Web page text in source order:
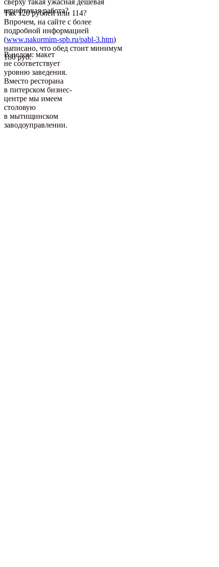
сверху такая ужасная дешевая
шрифтовая работа?
Так 120 рублей или 114?
Впрочем, на сайте с более
подробной информацией
(www.nakormim-spb.ru/pabl-3.htm)
написано, что обед стоит минимум
180 руб.
В целом: макет
не соответствует
уровню заведения.
Вместо ресторана
в питерском бизнес-
центре мы имеем
столовую
в мытищинском
заводоуправлении.